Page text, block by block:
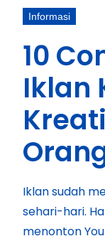
Informasi
10
Iklan
Iklan sudah
sehari-hari.
menonton